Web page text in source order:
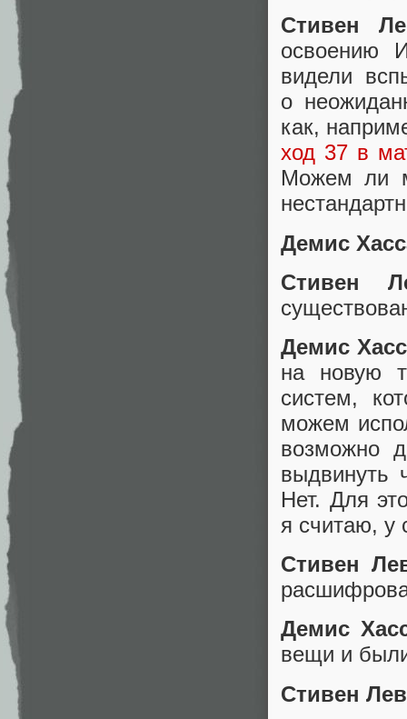
Стивен
освоению
видели
о
как,
ход 37 в
Можем ли
Демис
Стивен
Демис
на новую
систем,
можем
возможно
выдвинуть
Нет. Для
я считаю, у
Стивен
Демис
вещи и
Стивен